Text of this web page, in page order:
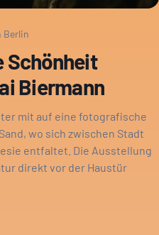
Berlin
Schönheit
Biermann
mit auf eine fotografische
wo sich zwischen Stadt
entfaltet. Die Ausstellung
direkt vor der Haustür